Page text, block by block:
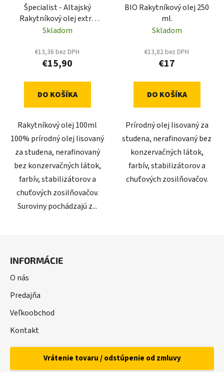
Špecialist - Altajský
Rakytníkový olej extra
100ml
Skladom
€13,36 bez DPH
€15,90
DO KOŠÍKA
Rakytníkový olej 100ml
100% prírodný olej lisovaný
za studena, nerafinovaný
bez konzervačných látok,
farbív, stabilizátorov a
chuťových zosilňovačov.
Suroviny pochádzajú z...
BIO Rakytníkový olej 250
ml.
Skladom
€13,82 bez DPH
€17
DO KOŠÍKA
Prírodný olej lisovaný za
studena, nerafinovaný bez
konzervačných látok,
farbív, stabilizátorov a
chuťových zosilňovačov.
INFORMÁCIE
O nás
Predajňa
Veľkoobchod
Kontakt
Vrátenie tovaru / odstúpenie od zmluvy